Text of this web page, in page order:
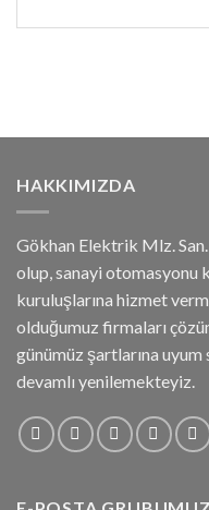
HAKKIMIZDA
Gökhan Elektrik Mlz.
olup, sanayi otomasyonu
kuruluşlarına hizmet
olduğumuz firmaları
günümüz şartlarına
devamlı yenilemekteyiz.